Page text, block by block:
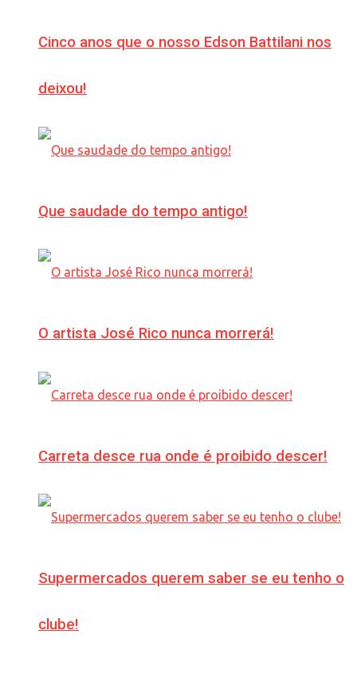
Cinco anos que o nosso Edson Battilani nos
deixou!
Que saudade do tempo antigo!
O artista José Rico nunca morrerá!
Carreta desce rua onde é proibido descer!
Supermercados querem saber se eu tenho o
clube!